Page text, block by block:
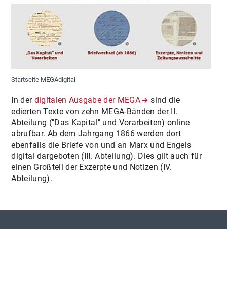
Startseite MEGAdigital
In der digitalen Ausgabe der MEGA
sind die
edierten Texte von zehn MEGA-Bänden der II.
Abteilung ("Das Kapital" und Vorarbeiten) online
abrufbar. Ab dem Jahrgang 1866 werden dort
ebenfalls die Briefe von und an Marx und Engels
digital dargeboten (III. Abteilung). Dies gilt auch für
einen Großteil der Exzerpte und Notizen (IV.
Abteilung).